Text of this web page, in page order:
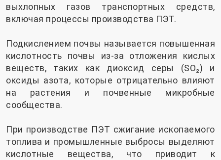
выхлопных газов транспортных средств,
включая процессы производства ПЭТ.
Подкислением почвы называется повышенная
кислотность почвы из-за отложения кислых
веществ, таких как диоксид серы (SO₂) и
оксиды азота, которые отрицательно влияют
на растения и почвенные микробные
сообщества.
При производстве ПЭТ сжигание ископаемого
топлива и промышленные выбросы выделяют
кислотные вещества, что приводит к